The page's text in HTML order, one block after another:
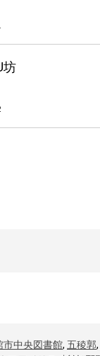
坊
市中央図書館, 五稜郭,